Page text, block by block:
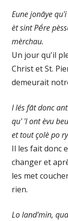
Eune jonāye
èt sint Pḗre
mèrchau.
Un jour qu'il
Christ et St.
demeurait
I lés fāt donc
qu' 'l ont èvu
et tout çolè po
Il les fait donc
changer et
les met
rien.
Lo land'min,